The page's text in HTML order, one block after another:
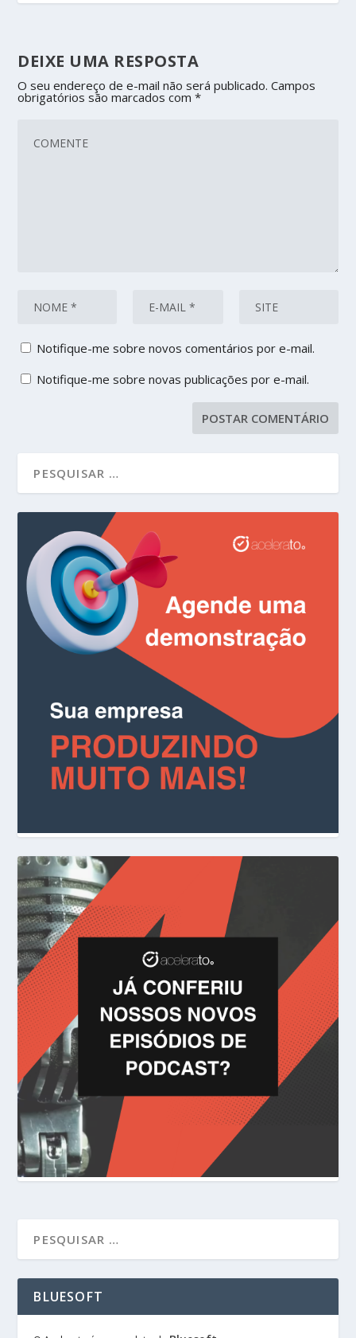
DEIXE UMA RESPOSTA
O seu endereço de e-mail não será publicado. Campos
obrigatórios são marcados com*
Notifique-me sobre novos comentários por e-mail.
Notifique-me sobre novas publicações por e-mail.
BLUESOFT